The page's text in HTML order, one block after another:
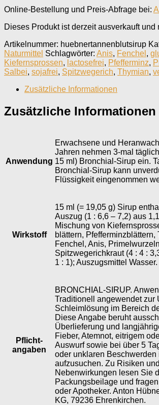
Online-Bestellung und Preis-Abfrage bei:
Dieses Produkt ist derzeit ausverkauft und
Artikelnummer: huebnertannenblutsirup
Naturmittel Schlagwörter: Anis, Fenchel ,
Kiefernsprossen, lactosefrei, Pfefferminz,
Salbei, sojafrei, Spitzwegerich, Thymian,
Zusätzliche Informationen
Zusätzliche Informationen
Anwendung
Erwachsene und
Jahren nehmen 3-mal
15 ml) Bronchial-Sirup ein.
Bronchial-Sirup kann
Flüssigkeit eingenommen
Wirkstoff
15 ml (= 19,05 g) Sirup
Auszug (1 : 6,6 – 7,2) aus
Mischung von
blättern, Pfefferminzblättern,
Fenchel, Anis,
Spitzwegerichkraut (4 : 4 :
1 : 1); Auszugsmittel Wasser.
Pflicht­
angaben
BRONCHIAL-SIRUP.
Traditionell angewendet zur
Schleimlösung im Bereich
Diese Angabe beruht
Überlieferung und
Fieber, Atemnot, eitrigem
Auswurf sowie bei über 5
oder unklaren Beschwerden
aufzusuchen. Zu Risiken und
Nebenwirkungen lesen Sie
Packungsbeilage und
oder Apotheker. Anton
KG, 79236 Ehrenkirchen.